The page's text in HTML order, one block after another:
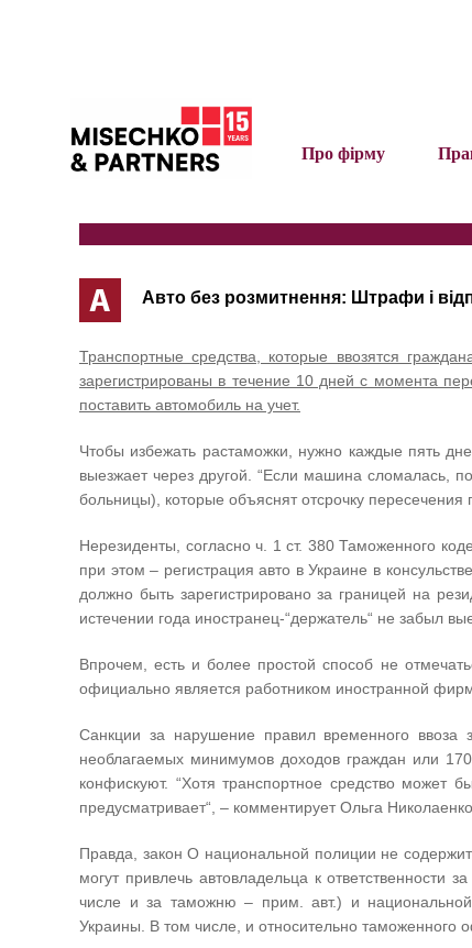
Про фірму
А Авто без розмитнення: Штрафи і
Транспортные средства, которые ввозятся
зарегистрированы в течение 10 дней с момента
поставить автомобиль на учет.
Чтобы избежать растаможки, нужно каждые пять
выезжает через другой. “Если машина сломалась,
больницы), которые объяснят отсрочку
Нерезиденты, согласно ч. 1 ст. 380 Таможенного
при этом – регистрация авто в Украине в
должно быть зарегистрировано за границей на
истечении года иностранец-“держатель“ не забыл
Впрочем, есть и более простой способ не
официально является работником иностранной
Санкции за нарушение правил временного
необлагаемых минимумов доходов граждан или
конфискуют. “Хотя транспортное средство
предусматривает“, – комментирует Ольга
Правда, закон О национальной полиции не
могут привлечь автовладельца к
числе и за таможню – прим. авт.) и
Украины. В том числе, и относительно таможенного